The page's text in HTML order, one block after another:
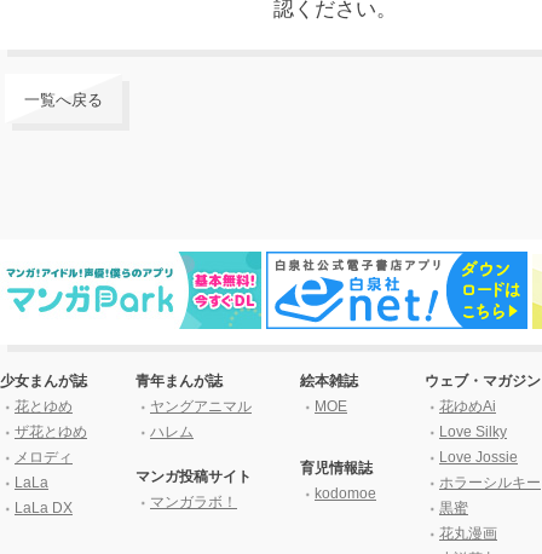
認ください。
一覧へ戻る
少女まんが誌
花とゆめ
ザ花とゆめ
メロディ
LaLa
LaLa DX
青年まんが誌
ヤングアニマル
ハレム
マンガ投稿サイト
マンガラボ！
絵本雑誌
MOE
育児情報誌
kodomoe
ウェブ・マガジン
花ゆめAi
Love Silky
Love Jossie
ホラーシルキー
黒蜜
花丸漫画